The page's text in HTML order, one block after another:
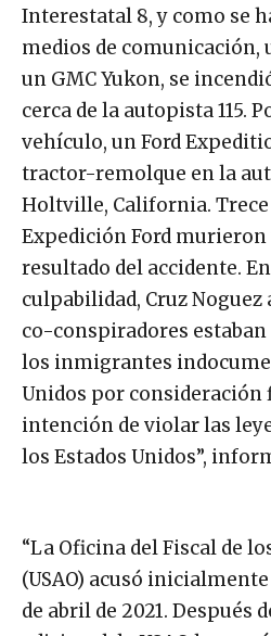
Interestatal 8, y como se
medios de comunicación,
un GMC Yukon, se
cerca de la autopista 115.
vehículo, un Ford
tractor-remolque en la
Holtville, California.
Expedición Ford
resultado del accidente.
culpabilidad, Cruz Noguez
co-conspiradores
los inmigrantes
Unidos por consideración
intención de violar las
los Estados Unidos”,
“La Oficina del Fiscal de
(USAO) acusó
de abril de 2021. Después